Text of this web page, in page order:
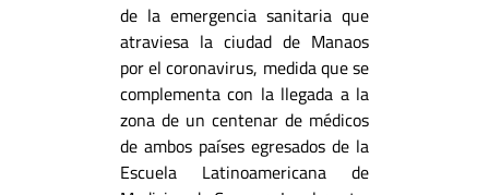
de la emergencia sanitaria que
atraviesa la ciudad de Manaos
por el coronavirus, medida que se
complementa con la llegada a la
zona de un centenar de médicos
de ambos países egresados de la
Escuela Latinoamericana de